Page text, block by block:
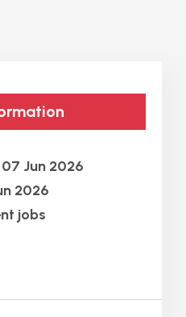
07 Jun 2026
2026
jobs